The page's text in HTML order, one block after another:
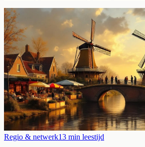
Regio & netwerk13 min leestijd